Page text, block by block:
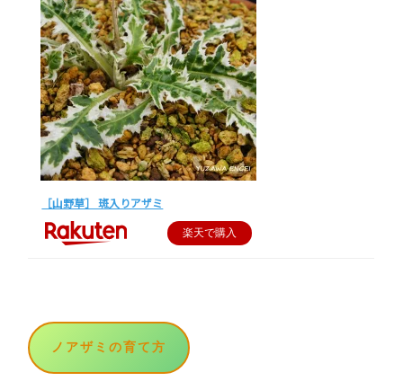
［山野草］ 斑入りアザミ
楽天で購入
ノアザミの育て方